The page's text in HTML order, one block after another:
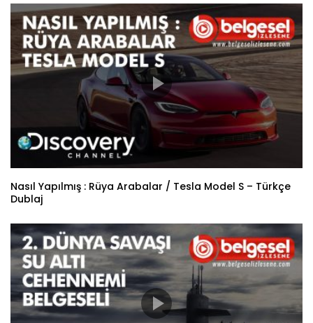
Nasıl Yapılmış : Rüya Arabalar / Tesla Model S – Türkçe
Dublaj